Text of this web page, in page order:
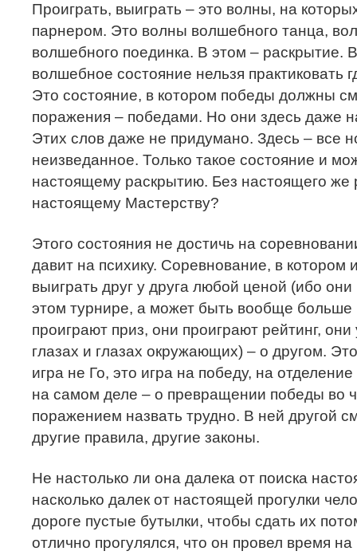
Проиграть, выиграть – это волны, на
парнером. Это волны волшебного танца,
волшебного поединка. В этом – раскрытие.
волшебное состояние нельзя практиковать
Это состояние, в котором победы должны
поражения – победами. Но они здесь даже
Этих слов даже не придумано. Здесь – все
неизведанное. Только такое состояние и
настоящему раскрытию. Без настоящего же
настоящему Мастерству?
Этого состояния не достичь на
давит на психику. Соревнование, в котором
выиграть друг у друга любой ценой (ибо
этом турнире, а может быть вообще больше
проиграют приз, они проиграют рейтинг,
глазах и глазах окружающих) – о другом.
игра не Го, это игра на победу, на
на самом деле – о превращении победы во
поражением назвать трудно. В ней другой
другие правила, другие законы.
Не настолько ли она далека от поиска
насколько далек от настоящей прогулки
дороге пустые бутылки, чтобы сдать их
отлично прогулялся, что он провел время